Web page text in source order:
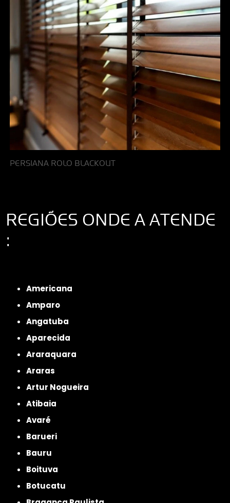
PERSIANA ROLO BLACKOUT
REGIÕES ONDE A ATENDE
:
Americana
Amparo
Angatuba
Aparecida
Araraquara
Araras
Artur Nogueira
Atibaia
Avaré
Barueri
Bauru
Boituva
Botucatu